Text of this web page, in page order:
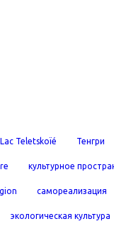
Lac Teletskoïé Тенгри
культурное
самореализация
экологическая культура